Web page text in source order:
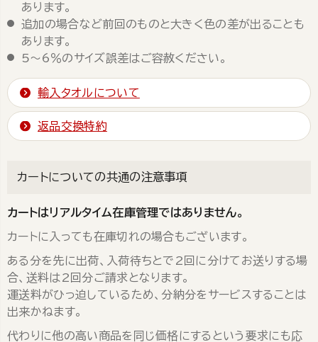
あります。
追加の場合など前回のものと大きく色の差が出ることも
あります。
5～6％のサイズ誤差はご容赦ください。
輸入タオルについて
返品交換特約
カートについての共通の注意事項
カートはリアルタイム在庫管理ではありません。
カートに入っても在庫切れの場合もございます。
ある分を先に出荷、入荷待ちとで2回に分けてお送りする場
合、送料は2回分ご請求となります。
運送料がひっ迫しているため、分納分をサービスすることは
出来かねます。
代わりに他の高い商品を同じ価格にするという要求にも応